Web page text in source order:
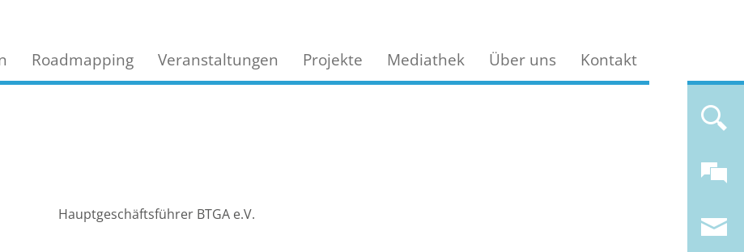
Roadmapping Veranstaltungen Projekte Mediathek Über uns Kontakt
Hauptgeschäftsführer BTGA e.V.